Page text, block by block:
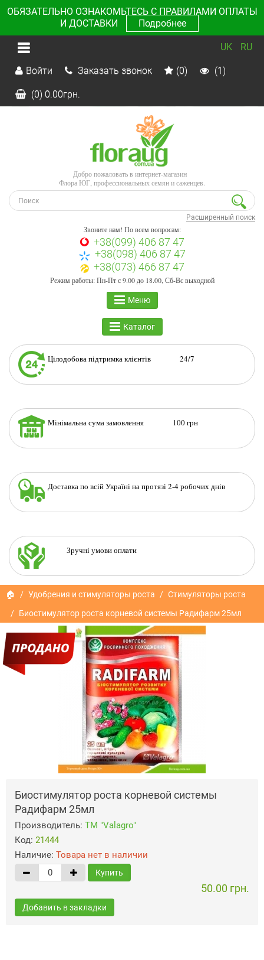
ОБЯЗАТЕЛЬНО ОЗНАКОМЬТЕСЬ С ПРАВИЛАМИ ОПЛАТЫ
И ДОСТАВКИ
Подробнее
UK RU
Войти Заказать звонок (0) (1)
(0) 0.00грн.
Добро пожаловать в интернет-магазин
Флора ЮГ, профессиональных семян и саженцев.
Расширенный поиск
Звоните нам! По всем вопросам:
+38(099) 406 87 47
+38(098) 406 87 47
+38(073) 466 87 47
Режим работы: Пн-Пт с 9.00 до 18.00, Сб-Вс выходной
Меню
Каталог
Цілодобова підтримка клієнтів 24/7
Мінімальна сума замовлення 100 грн
Доставка по всій Україні на протязі 2-4 робочих днів
Зручні умови оплати
🏠 Удобрения и стимуляторы роста
Стимуляторы роста
Биостимулятор роста корневой системы Радифарм 25мл
Биостимулятор роста корневой системы
Радифарм 25мл
Производитель: ТМ "Valagro"
Код: 21444
Наличие: Товара нет в наличии
Купить
50.00 грн.
Добавить в закладки